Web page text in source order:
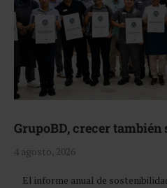
GrupoBD, crecer
4 agosto, 2026
El informe anual de